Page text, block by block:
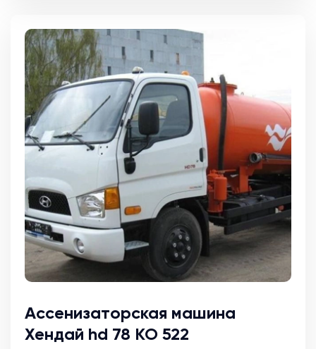
Ассенизаторская машина
Хендай hd 78 КО 522